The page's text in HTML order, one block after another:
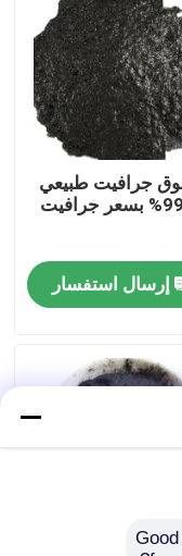
جرافيت طبيعي
نقي 99% بسعر جرافيت
إرسال استفسار